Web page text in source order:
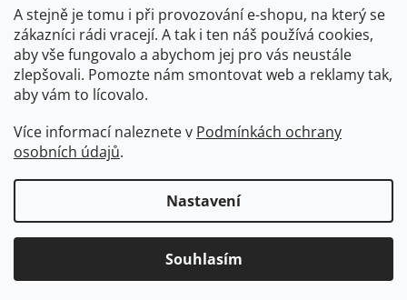
A stejně je tomu i při provozování e-shopu, na který se
zákazníci rádi vracejí. A tak i ten náš používá cookies,
aby vše fungovalo a abychom jej pro vás neustále
zlepšovali. Pomozte nám smontovat web a reklamy tak,
aby vám to lícovalo.
Více informací naleznete v Podmínkách ochrany
osobních údajů.
Nastavení
Souhlasím
Pá
06:00 - 07:00
07:30 - 15:00
So
07:00 - 10:00
Ne
zavřeno
Upravit nastavení cookies